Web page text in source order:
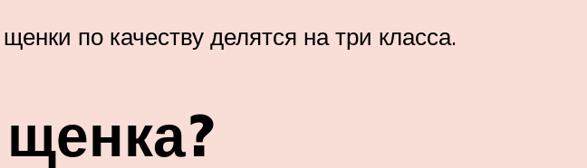
по качеству делятся на три класса.